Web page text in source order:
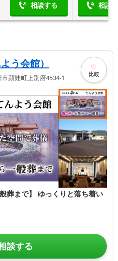
相談する 相談
う会館）
市頴娃町上別府4534-1 比較
葬まで】 ゆっくりと落ち着い
談する